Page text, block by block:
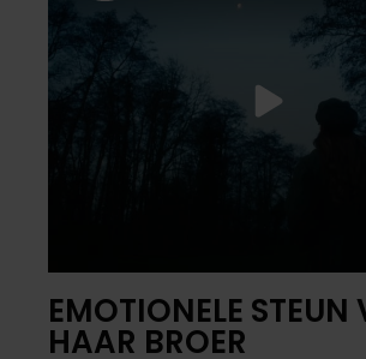
EMOTIONELE STEUN
HAAR BROER